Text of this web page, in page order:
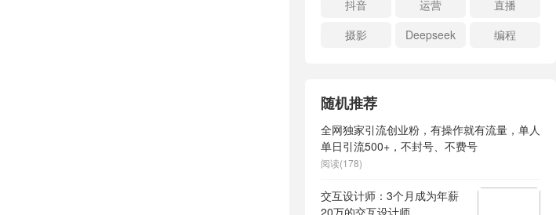
抖音
运营
直播
摄影
Deepseek 编程
随机推荐
全网独家引流创业粉，有操作就有流量，单人
单日引流500+，不封号、不费号
阅读(178)
交互设计师：3个月成为年薪
20万的交互设计师